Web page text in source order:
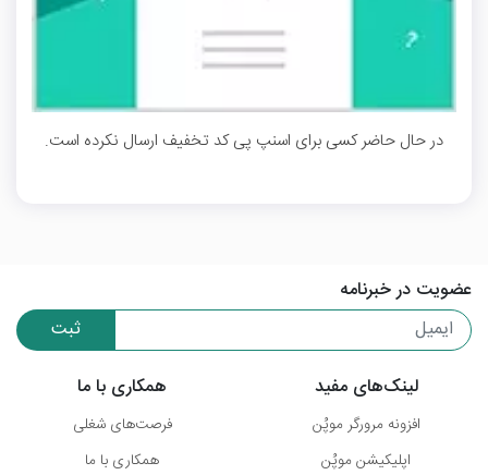
در حال حاضر کسی برای اسنپ پی کد تخفیف ارسال نکرده است.
عضویت در خبرنامه
ثبت
لینک‌های مفید
افزونه مرورگر موپُن
اپلیکیشن موپُن
همکاری با ما
فرصت‌های شغلی
همکاری با ما